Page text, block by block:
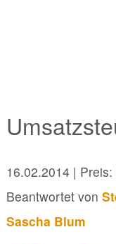
16.02.2014| Preis:
Beantwortet von
Sascha Blum